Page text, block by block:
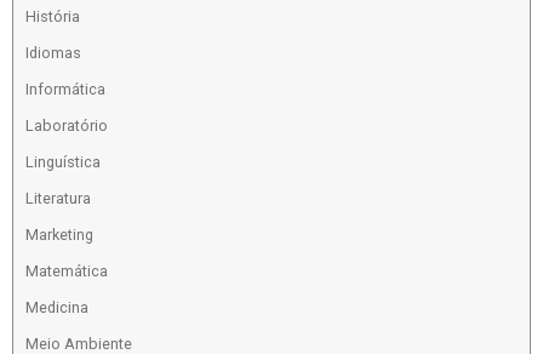
História
Idiomas
Informática
Laboratório
Linguística
Literatura
Marketing
Matemática
Medicina
Meio Ambiente